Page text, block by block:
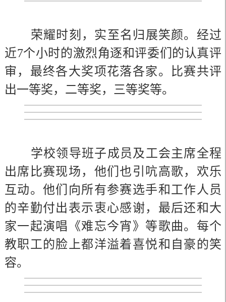
荣耀时刻，实至名归展笑颜。经过
近7个小时的激烈角逐和评委们的认真评
审，最终各大奖项花落各家。比赛共评
出一等奖，二等奖，三等奖等。
学校领导班子成员及工会主席全程
出席比赛现场，他们也引吭高歌，欢乐
互动。他们向所有参赛选手和工作人员
的辛勤付出表示衷心感谢，最后还和大
家一起演唱《难忘今宵》等歌曲。每个
教职工的脸上都洋溢着喜悦和自豪的笑
容。